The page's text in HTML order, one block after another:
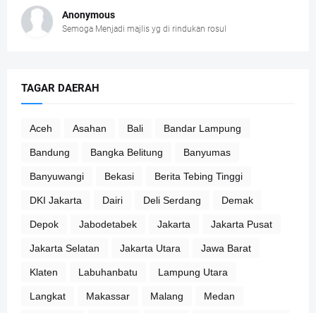
Anonymous
Semoga Menjadi majlis yg di rindukan rosul
TAGAR DAERAH
Aceh Asahan Bali Bandar Lampung
Bandung Bangka Belitung Banyumas
Banyuwangi Bekasi Berita Tebing Tinggi
DKI Jakarta Dairi Deli Serdang Demak
Depok Jabodetabek Jakarta Jakarta Pusat
Jakarta Selatan Jakarta Utara Jawa Barat
Klaten Labuhanbatu Lampung Utara
Langkat Makassar Malang Medan